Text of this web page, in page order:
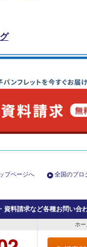
プページへ 全国のブロ
資料請求など各種お問い合
ホ